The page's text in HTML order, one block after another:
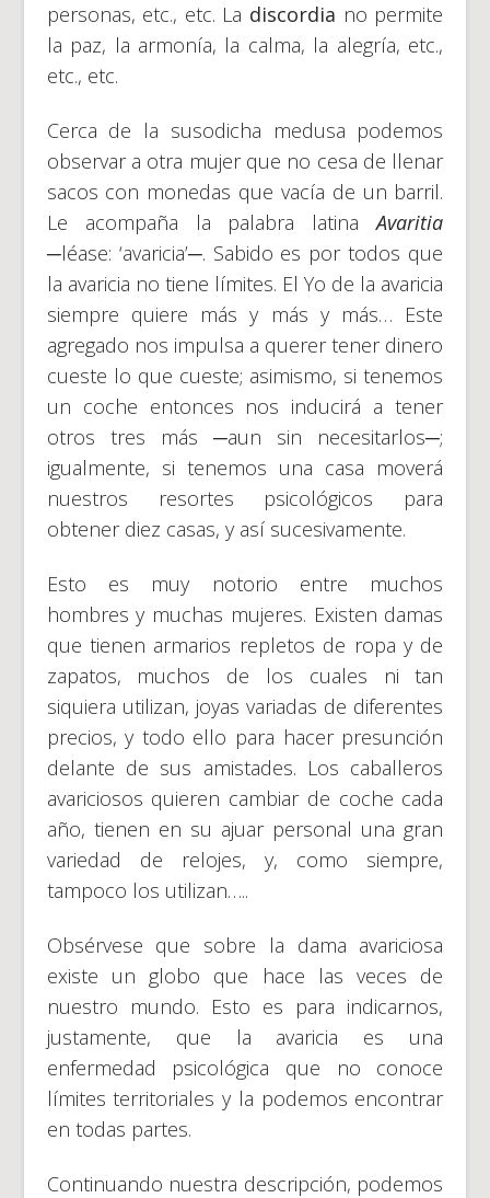
personas, etc., etc. La discordia no permite
la paz, la armonía, la calma, la alegría, etc.,
etc., etc.
Cerca de la susodicha medusa podemos
observar a otra mujer que no cesa de llenar
sacos con monedas que vacía de un barril.
Le acompaña la palabra latinaAvaritia
─léase: ‘avaricia’─. Sabido es por todos que
la avaricia no tiene límites. El Yo de la avaricia
siempre quiere más y más y más… Este
agregado nos impulsa a querer tener dinero
cueste lo que cueste; asimismo, si tenemos
un coche entonces nos inducirá a tener
otros tres más ─aun sin necesitarlos─;
igualmente, si tenemos una casa moverá
nuestros resortes psicológicos para
obtener diez casas, y así sucesivamente.
Esto es muy notorio entre muchos
hombres y muchas mujeres. Existen damas
que tienen armarios repletos de ropa y de
zapatos, muchos de los cuales ni tan
siquiera utilizan, joyas variadas de diferentes
precios, y todo ello para hacer presunción
delante de sus amistades. Los caballeros
avariciosos quieren cambiar de coche cada
año, tienen en su ajuar personal una gran
variedad de relojes, y, como siempre,
tampoco los utilizan…..
Obsérvese que sobre la dama avariciosa
existe un globo que hace las veces de
nuestro mundo. Esto es para indicarnos,
justamente, que la avaricia es una
enfermedad psicológica que no conoce
límites territoriales y la podemos encontrar
en todas partes.
Continuando nuestra descripción, podemos